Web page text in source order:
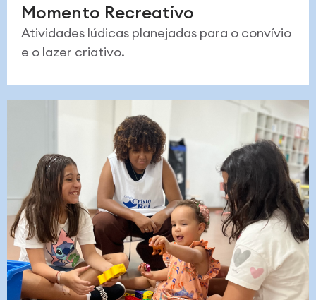
Momento Recreativo
Atividades lúdicas planejadas para o convívio
e o lazer criativo.